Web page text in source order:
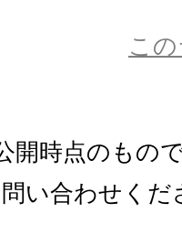
こ
開時点のもの
い合わせくだ